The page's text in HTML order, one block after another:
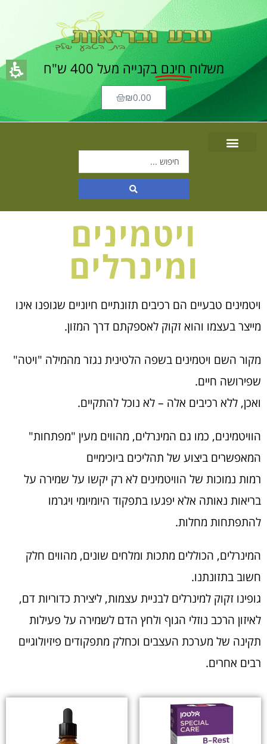
משלוח חינם בקנייה מעל 400 ש"ח
₪0.00
ויטמינים
ומינרלים
ויטמינים טבעיים הם רכיבים תזונתיים חיוניים שגופנו אינו
מייצר בעצמו והוא זקוק לאספקתם דרך המזון.
מקור השם ויטמינים בשפה הלטינית נגזר מהמילה "ויטה"
שפירושה חיים.
ואכן, ללא רכיבים אלה – לא נוכל להתקיים.
הוויטמינים, כמו גם המינרלים, מהווים מעין "מפתחות"
המאפשרים ביצוע של תהליכים ביוכימיים
רמות נמוכות של הוויטמינים לא רק יקשו על שמירה על
בריאות נאותה אלא יפגעו בתפקוד היומיומי ויגרמו
להתפתחות מחלות.
המינרלים, הכוללים מתכות ומלחים שונים, מהווים חלק
חשוב בתזונתנו.
גופינו זקוק למינרלים לבניית עצמות, ליצירת כדוריות דם,
לאיזון הרכב נוזלי הגוף ולחץ הדם לשמירה על פעילות
תקינה של מערכת העצבים וכחלק מתפקודים פיזיולוגיים
רבים אחרים.